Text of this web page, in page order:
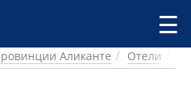
☰
Аликанте Отели